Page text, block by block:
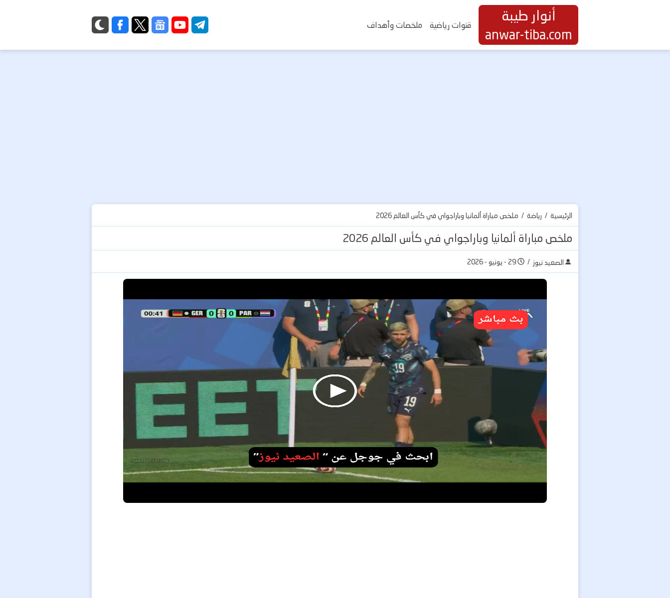
أنوار طيبة
anwar-tiba.com قنوات رياضية ملخصات وأهداف
الرئيسية / رياضة / ملخص مباراة ألمانيا وباراجواي في كأس العالم 2026
ملخص مباراة ألمانيا وباراجواي في كأس العالم 2026
الصعيد نيوز / 29 - يونيو - 2026